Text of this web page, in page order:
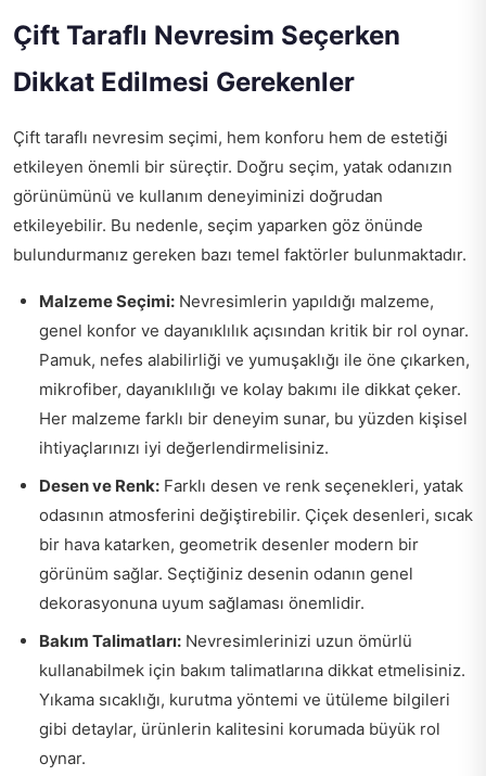
Çift Taraflı Nevresim Seçerken
Dikkat Edilmesi Gerekenler
Çift taraflı nevresim seçimi, hem konforu hem de estetiği
etkileyen önemli bir süreçtir. Doğru seçim, yatak odanızın
görünümünü ve kullanım deneyiminizi doğrudan
etkileyebilir. Bu nedenle, seçim yaparken göz önünde
bulundurmanız gereken bazı temel faktörler bulunmaktadır.
Malzeme Seçimi: Nevresimlerin yapıldığı malzeme,
genel konfor ve dayanıklılık açısından kritik bir rol oynar.
Pamuk, nefes alabilirliği ve yumuşaklığı ile öne çıkarken,
mikrofiber, dayanıklılığı ve kolay bakımı ile dikkat çeker.
Her malzeme farklı bir deneyim sunar, bu yüzden kişisel
ihtiyaçlarınızı iyi değerlendirmelisiniz.
Desen ve Renk: Farklı desen ve renk seçenekleri, yatak
odasının atmosferini değiştirebilir. Çiçek desenleri, sıcak
bir hava katarken, geometrik desenler modern bir
görünüm sağlar. Seçtiğiniz desenin odanın genel
dekorasyonuna uyum sağlaması önemlidir.
Bakım Talimatları: Nevresimlerinizi uzun ömürlü
kullanabilmek için bakım talimatlarına dikkat etmelisiniz.
Yıkama sıcaklığı, kurutma yöntemi ve ütüleme bilgileri
gibi detaylar, ürünlerin kalitesini korumada büyük rol
oynar.